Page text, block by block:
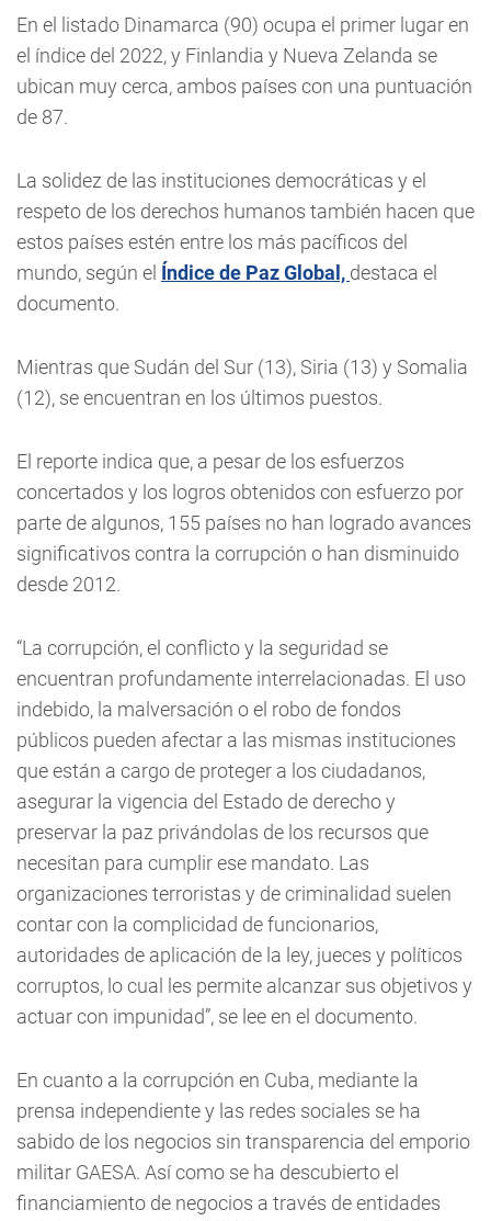
En el listado Dinamarca (90) ocupa el primer lugar en
el índice del 2022, y Finlandia y Nueva Zelanda se
ubican muy cerca, ambos países con una puntuación
de 87.
La solidez de las instituciones democráticas y el
respeto de los derechos humanos también hacen que
estos países estén entre los más pacíficos del
mundo, según el Índice de Paz Global, destaca el
documento.
Mientras que Sudán del Sur (13), Siria (13) y Somalia
(12), se encuentran en los últimos puestos.
El reporte indica que, a pesar de los esfuerzos
concertados y los logros obtenidos con esfuerzo por
parte de algunos, 155 países no han logrado avances
significativos contra la corrupción o han disminuido
desde 2012.
“La corrupción, el conflicto y la seguridad se
encuentran profundamente interrelacionadas. El uso
indebido, la malversación o el robo de fondos
públicos pueden afectar a las mismas instituciones
que están a cargo de proteger a los ciudadanos,
asegurar la vigencia del Estado de derecho y
preservar la paz privándolas de los recursos que
necesitan para cumplir ese mandato. Las
organizaciones terroristas y de criminalidad suelen
contar con la complicidad de funcionarios,
autoridades de aplicación de la ley, jueces y políticos
corruptos, lo cual les permite alcanzar sus objetivos y
actuar con impunidad”, se lee en el documento.
En cuanto a la corrupción en Cuba, mediante la
prensa independiente y las redes sociales se ha
sabido de los negocios sin transparencia del emporio
militar GAESA. Así como se ha descubierto el
financiamiento de negocios a través de entidades